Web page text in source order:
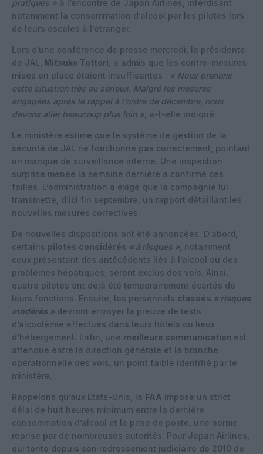
pratiques » à l’encontre de Japan Airlines, interdisant
notamment la consommation d’alcool par les pilotes lors
de leurs escales à l’étranger.
Lors d’une conférence de presse mercredi, la présidente
de JAL,
Mitsuko Tottori , a admis que les contre-mesures
mises en place étaient insuffisantes : « Nous prenons
cette situation très au sérieux. Malgré les mesures
engagées après le rappel à l’ordre de décembre, nous
devons aller beaucoup plus loin », a-t-elle indiqué.
Le ministère estime que le système de gestion de la
sécurité de JAL ne fonctionne pas correctement, pointant
un manque de surveillance interne. Une inspection
surprise menée la semaine dernière a confirmé ces
failles. L’administration a exigé que la compagnie lui
transmette, d’ici fin septembre, un rapport détaillant les
nouvelles mesures correctives.
De nouvelles dispositions ont été annoncées. D’abord,
certains pilotes considérés « à risques » notamment
ceux présentant des antécédents liés à l’alcool ou des
problèmes hépatiques, seront exclus des vols. Ainsi,
quatre pilotes ont déjà été temporairement écartés de
leurs fonctions. Ensuite, les personnels classés « risques
modérés » devront envoyer la preuve de tests
d’alcoolémie effectués dans leurs hôtels ou lieux
d’hébergement. Enfin, une meilleure communication est
attendue entre la direction générale et la branche
opérationnelle des vols, un point faible identifié par le
ministère.
Rappelons qu’aux États-Unis, la FAA impose un strict
délai de huit heures minimum entre la dernière
consommation d’alcool et la prise de poste, une norme
reprise par de nombreuses autorités. Pour Japan Airlines,
qui tente depuis son redressement judiciaire de 2010 de